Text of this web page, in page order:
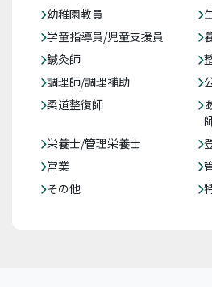
幼稚園教員
学童指導員/児童支援員
鍼灸師
調理師/調理補助
柔道整復師
栄養士/管理栄養士
営業
その他